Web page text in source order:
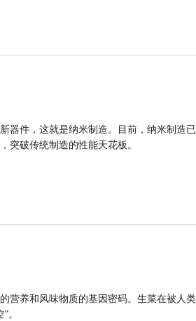
器件，这就是纳米制造。目前，纳米制造
突破传统制造的性能天花板。
营养和风味物质的基因密码。生菜在被人
。